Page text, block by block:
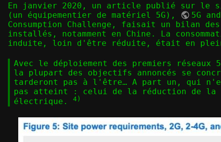
En janvier 2020, un article publié sur le
(un équipementier de matériel 5G),
5G
Consumption Challenge , faisait un bilan des
installés, notamment en Chine. La
induite, loin d'être réduite, était en
Avec le déploiement des premiers
la plupart des objectifs annoncés se
tarderont pas à l'être… A part un, qui
pas atteint : celui de la réduction de la
électrique.
4)